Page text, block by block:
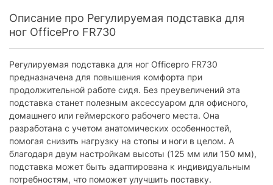
Описание про Регулируемая подставка для
ног OfficePro FR730
Регулируемая подставка для ног Officepro FR730
предназначена для повышения комфорта при
продолжительной работе сидя. Без преувеличений эта
подставка станет полезным аксессуаром для офисного,
домашнего или геймерского рабочего места. Она
разработана с учетом анатомических особенностей,
помогая снизить нагрузку на стопы и ноги в целом. А
благодаря двум настройкам высоты (125 мм или 150 мм),
подставка может быть адаптирована к индивидуальным
потребностям, что поможет улучшить поставку.